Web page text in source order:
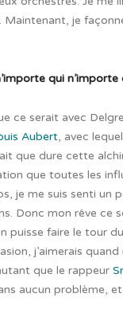
Maintenant, je
qui
ce serait avec
Aubert, avec
que dure cette
que toutes les
je me suis senti un
Donc mon rêve
puisse faire le tour
j’aimerais
que le rappeur
aucun problème,